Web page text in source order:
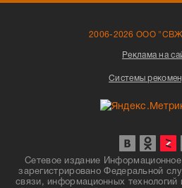
2006-2026 ООО
Реклама на
Системы
Сетевое издание
зарегистрировано Федеральной
связи, информационных